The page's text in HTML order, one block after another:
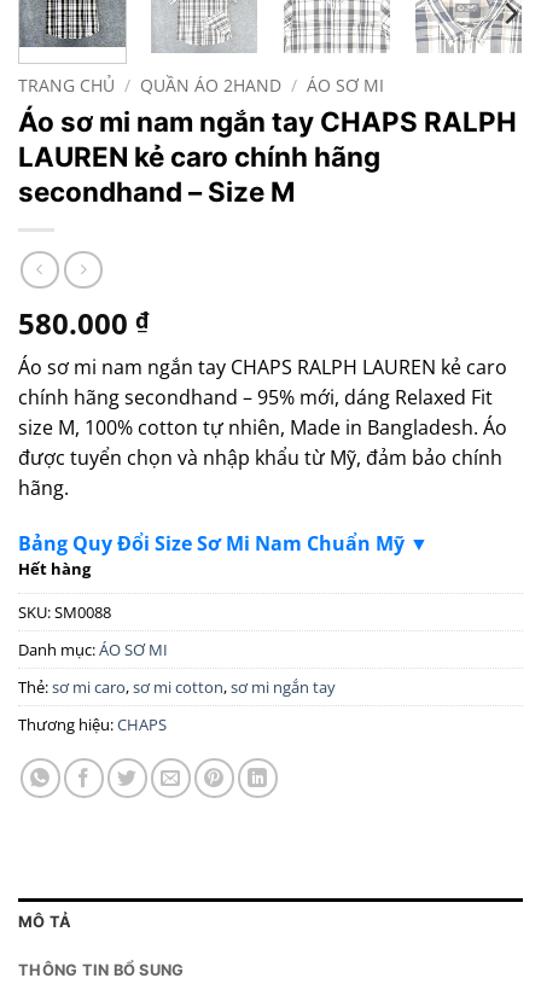
TRANG CHỦ / QUẦN ÁO 2HAND / ÁO SƠ MI
Áo sơ mi nam ngắn tay CHAPS RALPH
LAUREN kẻ caro chính hãng
secondhand – Size M
580.000 ₫
Áo sơ mi nam ngắn tay CHAPS RALPH LAUREN kẻ caro
chính hãng secondhand – 95% mới, dáng Relaxed Fit
size M, 100% cotton tự nhiên, Made in Bangladesh. Áo
được tuyển chọn và nhập khẩu từ Mỹ, đảm bảo chính
hãng.
Bảng Quy Đổi Size Sơ Mi Nam Chuẩn Mỹ ▼
Hết hàng
SKU:SM0088
Danh mục:ÁO SƠ MI
Thẻ:sơ mi caro,sơ mi cotton,sơ mi ngắn tay
Thương hiệu:CHAPS
MÔ TẢ
THÔNG TIN BỔ SUNG